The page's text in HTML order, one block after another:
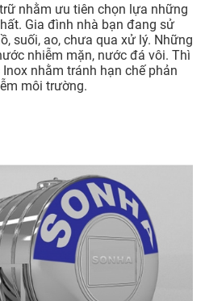
nhằm ưu tiên chọn lựa những
Gia đình nhà bạn đang sử
suối, ao, chưa qua xử lý. Những
nhiễm mặn, nước đá vôi. Thì
nhằm tránh hạn chế phản
môi trường.